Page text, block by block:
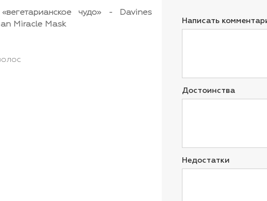
чудо» - Davines
Miracle Mask
Написать
Достоинства
Недостатки